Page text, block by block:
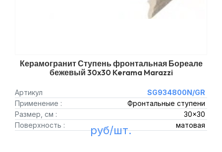
Керамогранит Ступень фронтальная Бореале
бежевый 30x30 Kerama Marazzi
Артикул
SG934800N/GR
Применение :
Фронтальные ступени
Размер, см :
30x30
Поверхность :
матовая
руб/шт.